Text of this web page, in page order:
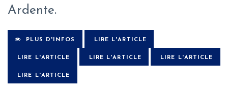
Ardente.
PLUS D'INFOS LIRE L'ARTICLE
LIRE L'ARTICLE LIRE L'ARTICLE LIRE L'ARTICLE
LIRE L'ARTICLE